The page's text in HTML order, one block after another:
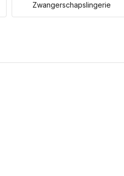
Zwangerschapslingerie